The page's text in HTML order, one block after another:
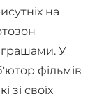
на
У
фільмів
зі своїх